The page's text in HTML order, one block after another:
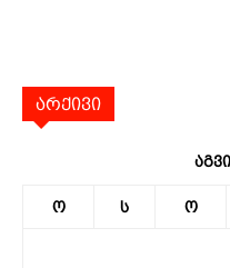
არქივი
ო ს ო